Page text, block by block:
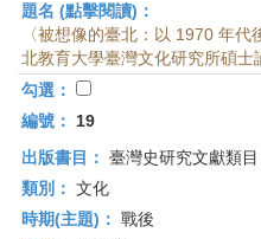
題名 (點擊閱讀)：
〈被想像的臺北：以 1970 年
北教育大學臺灣文化研究所碩士
勾選：
編號：
19
出版書目： 臺灣史研究文獻類
類別： 文化
時期(主題)： 戰後